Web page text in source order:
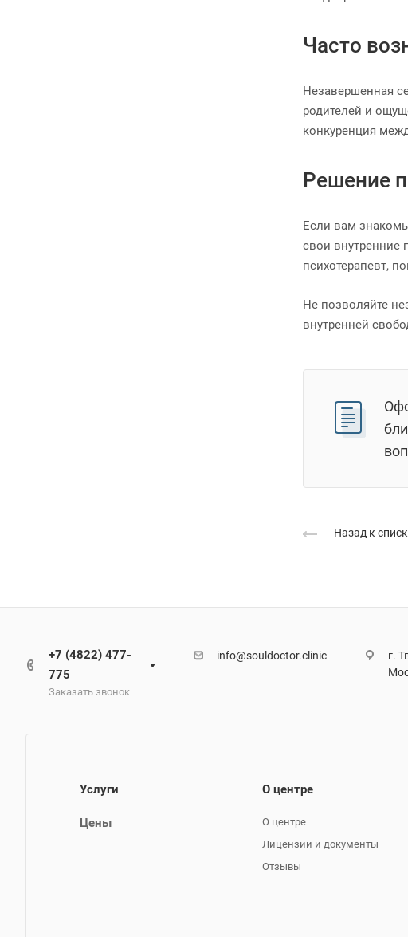
Часто
Незавершенная
родителей и
конкуренция
Решение
Если вам знакомы
свои внутренние
психотерапевт,
Не позволяйте
внутренней
Назад к
+7 (4822) 477-
775
Заказать звонок
info@souldoctor.clinic
г.
Услуги
Цены
О центре
О центре
Лицензии и документы
Отзывы